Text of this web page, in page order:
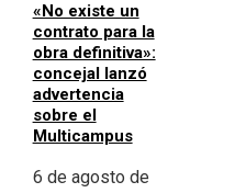
«No existe un
contrato para la
obra definitiva»:
concejal lanzó
advertencia
sobre el
Multicampus
6 de agosto de